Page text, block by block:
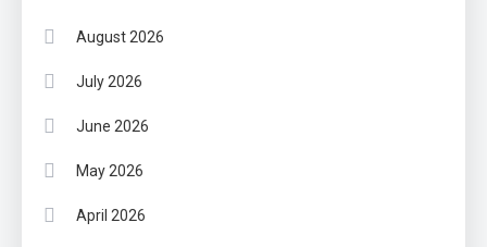
August 2026
July 2026
June 2026
May 2026
April 2026